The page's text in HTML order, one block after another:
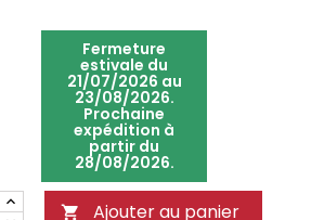
Fermeture
estivale du
21/07/2026 au
23/08/2026.
Prochaine
expédition à
partir du
28/08/2026.
 Ajouter au panier